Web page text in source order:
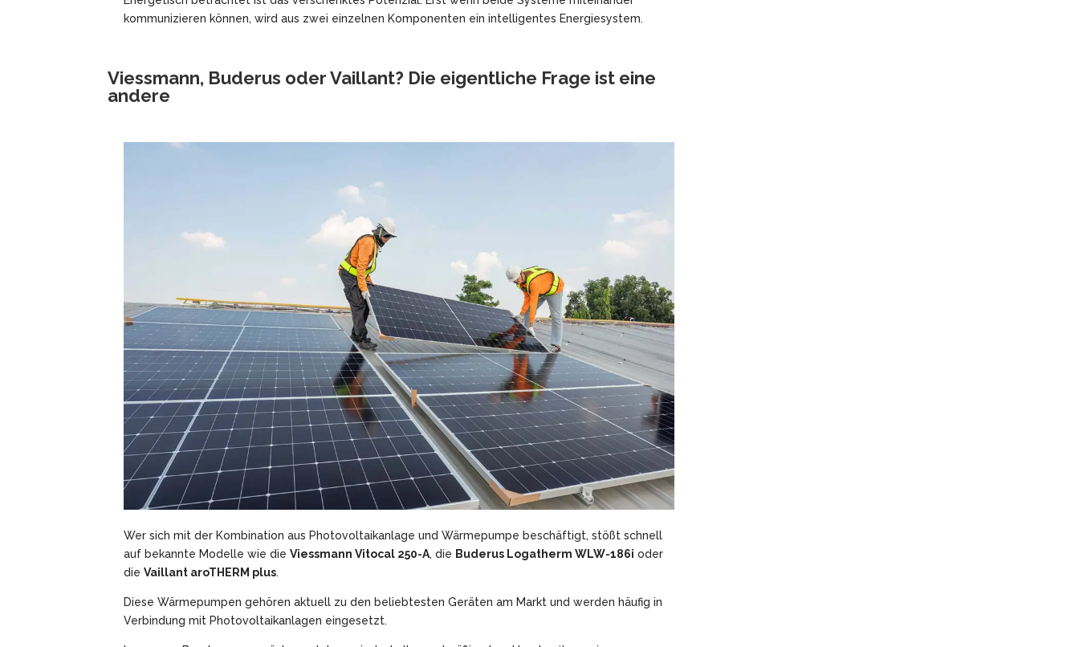
kommunizieren können, wird aus zwei einzelnen Komponenten ein intelligentes Energiesystem.
Viessmann, Buderus oder Vaillant? Die eigentliche Frage ist eine
andere
Wer sich mit der Kombination aus Photovoltaikanlage und Wärmepumpe beschäftigt, stößt schnell
auf bekannte Modelle wie dieViessmann Vitocal 250-A, die Buderus Logatherm WLW-186i oder
dieVaillant aroTHERM plus.
Diese Wärmepumpen gehören aktuell zu den beliebtesten Geräten am Markt und werden häufig in
Verbindung mit Photovoltaikanlagen eingesetzt.